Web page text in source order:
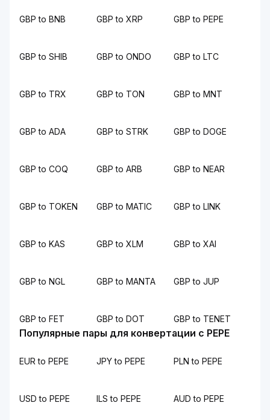
GBP to BNB GBP to XRP GBP to PEPE
GBP to SHIB GBP to ONDO GBP to LTC
GBP to TRX GBP to TON GBP to MNT
GBP to ADA GBP to STRK GBP to DOGE
GBP to COQ GBP to ARB GBP to NEAR
GBP to TOKEN GBP to MATIC GBP to LINK
GBP to KAS GBP to XLM GBP to XAI
GBP to NGL GBP to MANTA GBP to JUP
GBP to FET GBP to DOT GBP to TENET
Популярные пары для конвертации с PEPE
EUR to PEPE JPY to PEPE PLN to PEPE
USD to PEPE ILS to PEPE AUD to PEPE